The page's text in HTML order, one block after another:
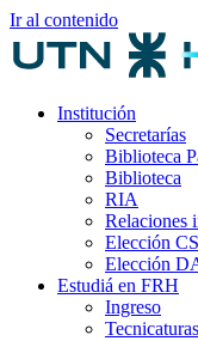
Ir al contenido
Institución
Secretarías
Biblioteca
Biblioteca
RIA
Relaciones
Elección CS
Elección
Estudiá en FRH
Ingreso
Tecnicaturas